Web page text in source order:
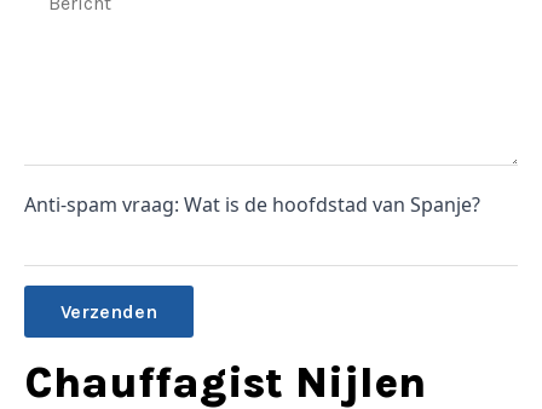
Anti-spam vraag: Wat is de hoofdstad van Spanje?
Alternative:
Chauffagist Nijlen